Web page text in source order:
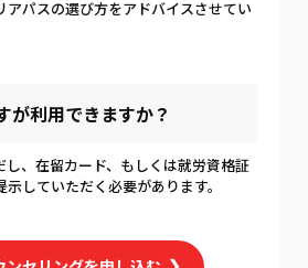
アパスの選び方をアドバイスさせてい
が利用できますか？
し、在留カード、もしくは就労資格証
していただく必要があります。